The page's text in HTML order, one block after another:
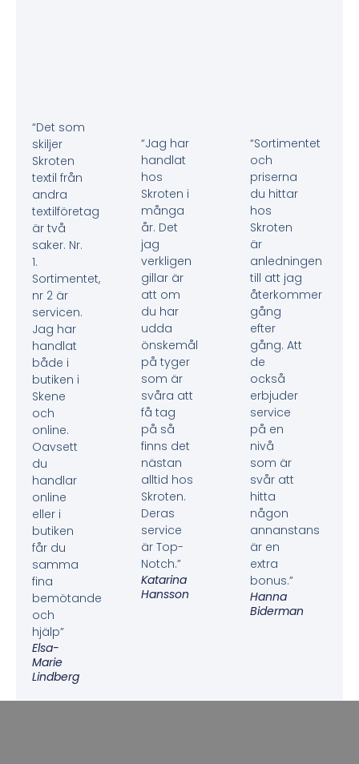
“Det som
skiljer
Skroten
textil från
andra
textilföretag
är två
saker. Nr.
1.
Sortimentet,
nr 2 är
servicen.
Jag har
handlat
både i
butiken i
Skene
och
online.
Oavsett
du
handlar
online
eller i
butiken
får du
samma
fina
bemötande
och
hjälp”
Elsa-
Marie
Lindberg
“Jag har
handlat
hos
Skroten i
många
år. Det
jag
verkligen
gillar är
att om
du har
udda
önskemål
på tyger
som är
svåra att
få tag
på så
finns det
nästan
alltid hos
Skroten.
Deras
service
är Top-
Notch.”
Katarina
Hansson
“Sortimentet
och
priserna
du hittar
hos
Skroten
är
anledningen
till att jag
återkommer
gång
efter
gång. Att
de
också
erbjuder
service
på en
nivå
som är
svår att
hitta
någon
annanstans
är en
extra
bonus.”
Hanna
Biderman